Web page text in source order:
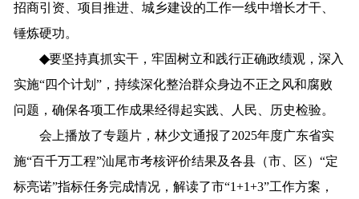
招商引资、项目推进、城乡建设的工作一线中增长才干、
锤炼硬功。
◆要坚持真抓实干，牢固树立和践行正确政绩观，深入
实施“四个计划”，持续深化整治群众身边不正之风和腐败
问题，确保各项工作成果经得起实践、人民、历史检验。
会上播放了专题片，林少文通报了2025年度广东省实
施“百千万工程”汕尾市考核评价结果及各县（市、区）“定
标亮诺”指标任务完成情况，解读了市“1+1+3”工作方案，